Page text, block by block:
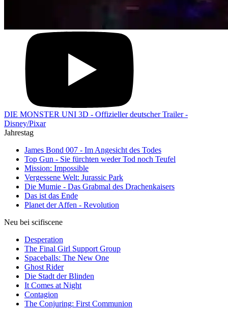
DIE MONSTER UNI 3D - Offizieller deutscher Trailer -
Disney/Pixar
Jahrestag
James Bond 007 - Im Angesicht des Todes
Top Gun - Sie fürchten weder Tod noch Teufel
Mission: Impossible
Vergessene Welt: Jurassic Park
Die Mumie - Das Grabmal des Drachenkaisers
Das ist das Ende
Planet der Affen - Revolution
Neu bei scifiscene
Desperation
The Final Girl Support Group
Spaceballs: The New One
Ghost Rider
Die Stadt der Blinden
It Comes at Night
Contagion
The Conjuring: First Communion